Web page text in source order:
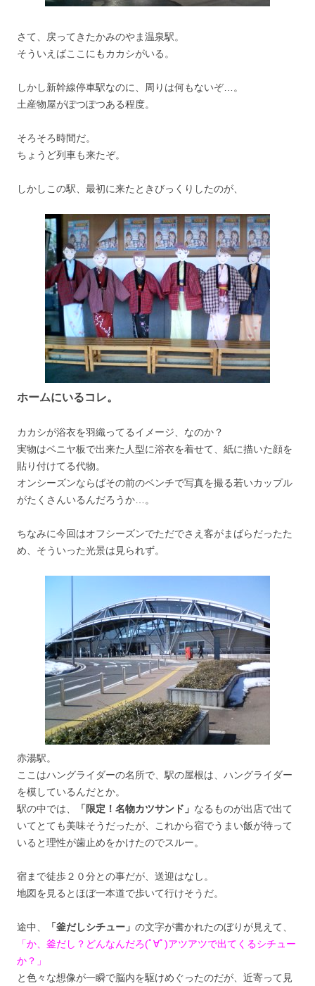
さて、戻ってきたかみのやま温泉駅。
そういえばここにもカカシがいる。
しかし新幹線停車駅なのに、周りは何もないぞ…。
土産物屋がぽつぽつある程度。
そろそろ時間だ。
ちょうど列車も来たぞ。
しかしこの駅、最初に来たときびっくりしたのが、
ホームにいるコレ。
カカシが浴衣を羽織ってるイメージ、なのか？
実物はベニヤ板で出来た人型に浴衣を着せて、紙に描いた顔を
貼り付けてる代物。
オンシーズンならばその前のベンチで写真を撮る若いカップル
がたくさんいるんだろうか…。
ちなみに今回はオフシーズンでただでさえ客がまばらだったた
め、そういった光景は見られず。
赤湯駅。
ここはハングライダーの名所で、駅の屋根は、ハングライダー
を模しているんだとか。
駅の中では、
「限定！名物カツサンド」 なるものが出店で出て
いてとても美味そうだったが、これから宿でうまい飯が待って
いると理性が歯止めをかけたのでスルー。
宿まで徒歩２０分との事だが、送迎はなし。
地図を見るとほぼ一本道で歩いて行けそうだ。
途中、 「釜だしシチュー」 の文字が書かれたのぼりが見えて、
「か、釜だし？どんなんだろ(ﾟ∀ﾟ)アツアツで出てくるシチュー
か？」
と色々な想像が一瞬で脳内を駆けめぐったのだが、近寄って見